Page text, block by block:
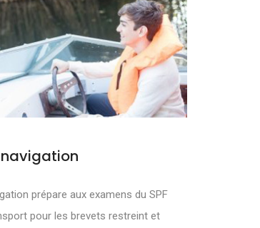
ET
navigation
prépare aux examens du SPF
pour les brevets restreint et